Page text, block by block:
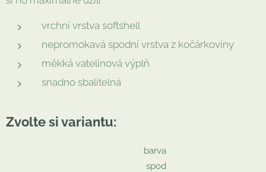
vrchní vrstva softshell
nepromokavá spodní vrstva z kočárkoviny
měkká vatelínová výplň
snadno sbalitelná
Zvolte si variantu:
barva
spod